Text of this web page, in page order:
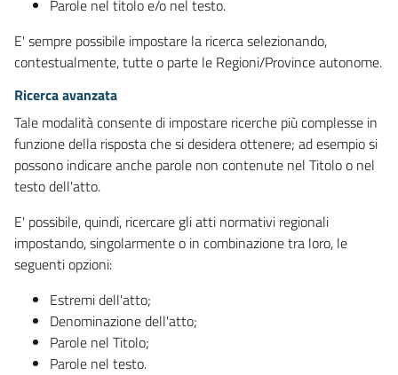
Parole nel titolo e/o nel testo.
E' sempre possibile impostare la ricerca selezionando,
contestualmente, tutte o parte le Regioni/Province autonome.
Ricerca avanzata
Tale modalità consente di impostare ricerche più complesse in
funzione della risposta che si desidera ottenere; ad esempio si
possono indicare anche parole non contenute nel Titolo o nel
testo dell'atto.
E' possibile, quindi, ricercare gli atti normativi regionali
impostando, singolarmente o in combinazione tra loro, le
seguenti opzioni:
Estremi dell'atto;
Denominazione dell'atto;
Parole nel Titolo;
Parole nel testo.